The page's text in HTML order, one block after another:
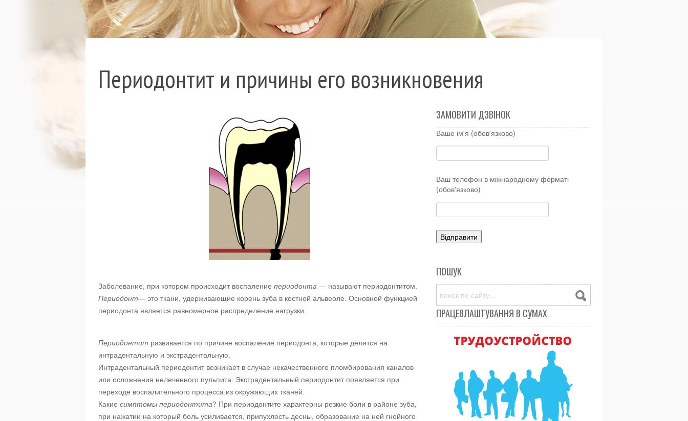
Периодонтит и причины его возникновения
Заболевание, при котором происходит воспаление периодонта — называют периодонтитом.
Периодонт— это ткани, удерживающие корень зуба в костной альвеоле. Основной функцией
периодонта является равномерное распределение нагрузки.
Периодонтит развивается по причине воспаление периодонта, которые делятся на
интрадентальную и экстрадентальную.
Интрадентальный периодонтит возникает в случае некачественного пломбирования каналов
или осложнения нелеченного пульпита. Экстрадентальный периодонтит появляется при
переходе воспалительного процесса из окружающих тканей.
Какие симптомы периодонтита? При периодонтите характерны резкие боли в районе зуба,
при нажатии на который боль усиливается, припухлость десны, образование на ней гнойного
ЗАМОВИТИ ДЗВІНОК
Ваше ім'я (обов'язково)
Ваш телефон в міжнародному форматі
(обов'язково)
ПОШУК
ПРАЦЕВЛАШТУВАННЯ В СУМАХ